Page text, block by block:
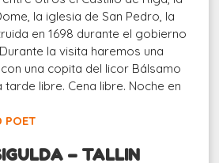
la iglesia de San Pedro, la
en 1698 durante el gobierno
la visita haremos una
una copita del licor Bálsamo
tarde libre. Cena libre. Noche en
POET
– TALLIN